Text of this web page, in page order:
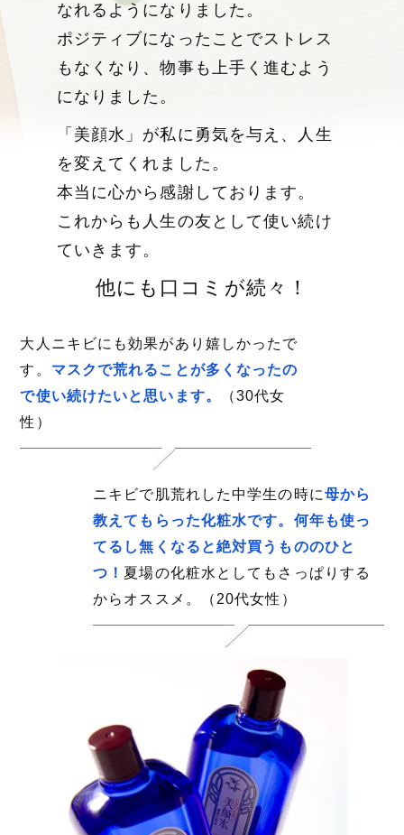
なれるようになりました。
ポジティブになったことでストレス
もなくなり、物事も上手く進むよう
になりました。
「美顔水」が私に勇気を与え、人生
を変えてくれました。
本当に心から感謝しております。
これからも人生の友として使い続け
ていきます。
他にも口コミが続々！
大人ニキビにも効果があり嬉しかったで
す。 マスクで荒れることが多くなったの
で使い続けたいと思います。
（30代女
性）
ニキビで肌荒れした中学生の時に母から
教えてもらった化粧水です。何年も使っ
てるし無くなると絶対買うもののひと
つ！ 夏場の化粧水としてもさっぱりする
からオススメ。（20代女性）